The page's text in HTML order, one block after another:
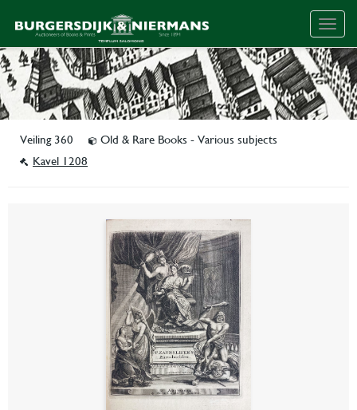
Veiling 360
Old & Rare Books - Various subjects
Kavel 1208